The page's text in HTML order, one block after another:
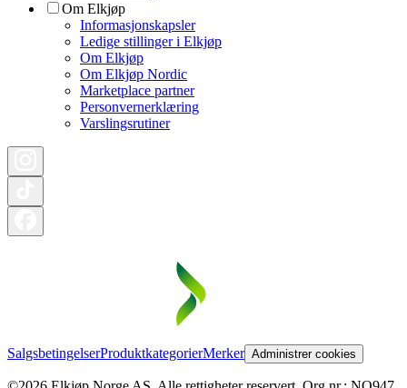
Om Elkjøp
Informasjonskapsler
Ledige stillinger i Elkjøp
Om Elkjøp
Om Elkjøp Nordic
Marketplace partner
Personvernerklæring
Varslingsrutiner
SalgsbetingelserProduktkategorierMerker Administrer cookies